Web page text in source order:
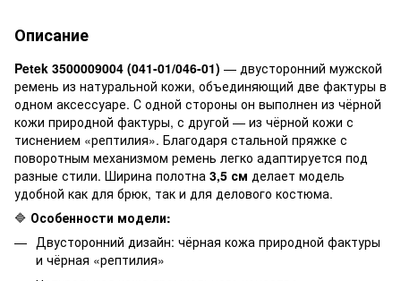
Описание
Petek 3500009004 (041-01/046-01) — двусторонний мужской
ремень из натуральной кожи, объединяющий две фактуры в
одном аксессуаре. С одной стороны он выполнен из чёрной
кожи природной фактуры, с другой — из чёрной кожи с
тиснением «рептилия». Благодаря стальной пряжке с
поворотным механизмом ремень легко адаптируется под
разные стили. Ширина полотна 3,5 см делает модель
удобной как для брюк, так и для делового костюма.
🔷 Особенности модели:
Двусторонний дизайн: чёрная кожа природной фактуры
и чёрная «рептилия»